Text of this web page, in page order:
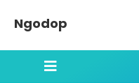
Ngodop